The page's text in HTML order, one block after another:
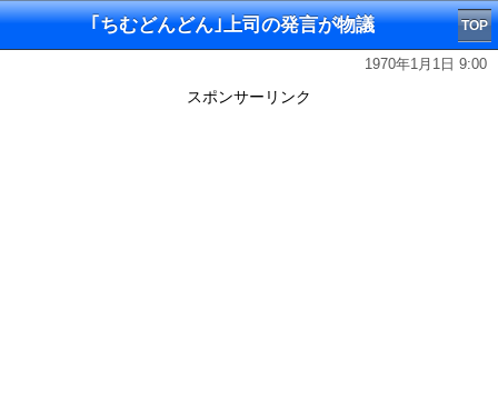
｢ちむどんどん｣上司の発言が物議 TOP
1970年1月1日 9:00
スポンサーリンク